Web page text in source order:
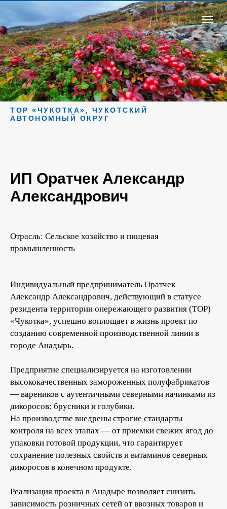
ТОР «ЧУКОТКА», ЧУКОТСКИЙ
АВТОНОМНЫЙ ОКРУГ
ИП Оратчек Александр
Александрович
Отрасль: Сельское хозяйство и пищевая
промышленность
Индивидуальный предприниматель Оратчек
Александр Александрович, действующий в статусе
резидента территории опережающего развития (ТОР)
«Чукотка», успешно воплощает в жизнь проект по
созданию современной производственной линии в
городе Анадырь.
Предприятие специализируется на изготовлении
высококачественных замороженных полуфабрикатов
— вареников с аутентичными северными начинками из
дикоросов: брусники и голубики.
На производстве внедрены строгие стандарты
контроля на всех этапах — от приемки свежих ягод до
упаковки готовой продукции, что гарантирует
сохранение полезных свойств и витаминов северных
дикоросов в конечном продукте.
Реализация проекта в Анадыре позволяет снизить
зависимость розничных сетей от ввозных товаров и